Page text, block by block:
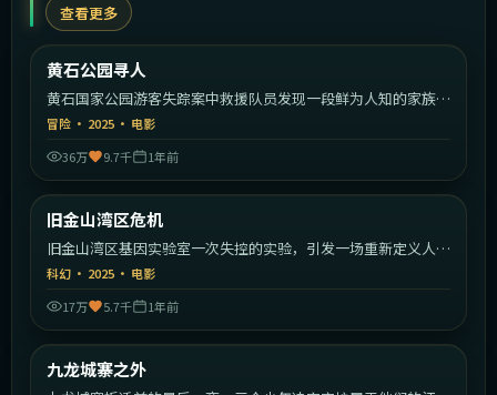
查看更多
最新
黄石公园寻人
黄石国家公园游客失踪案中救援队员发现一段鲜为人知的家族秘
密。
冒险 · 2025 · 电影
36万
9.7千 1年前
最新
旧金山湾区危机
旧金山湾区基因实验室一次失控的实验，引发一场重新定义人类
的危机。
科幻 · 2025 · 电影
17万
5.7千 1年前
最新
九龙城寨之外